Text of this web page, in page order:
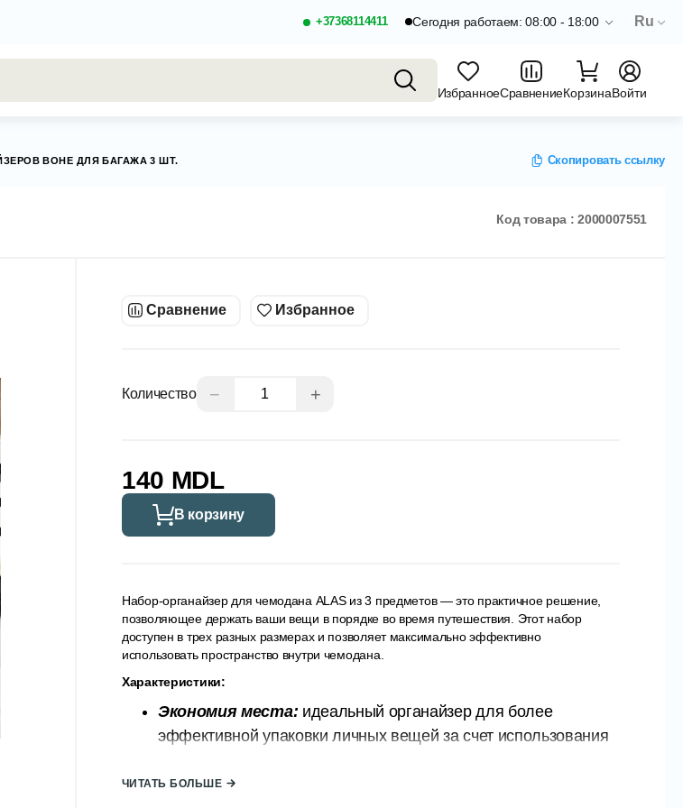
+37368114411 Сегодня работаем: 08:00 - 18:00 Ru
ИзбранноеСравнениеКорзинаВойти
BOHE ДЛЯ БАГАЖА 3 ШТ. Скопировать ссылку
Код товара : 2000007551
Сравнение Избранное
Количество − +
140 MDL
В корзину
Набор-органайзер для чемодана ALAS из 3 предметов — это практичное решение,
позволяющее держать ваши вещи в порядке во время путешествия. Этот набор
доступен в трех разных размерах и позволяет максимально эффективно
использовать пространство внутри чемодана.
Характеристики:
Экономия места: идеальный органайзер для более
эффективной упаковки личных вещей за счет использования
содержимого дорожной сумки.
ЧИТАТЬ БОЛЬШЕ